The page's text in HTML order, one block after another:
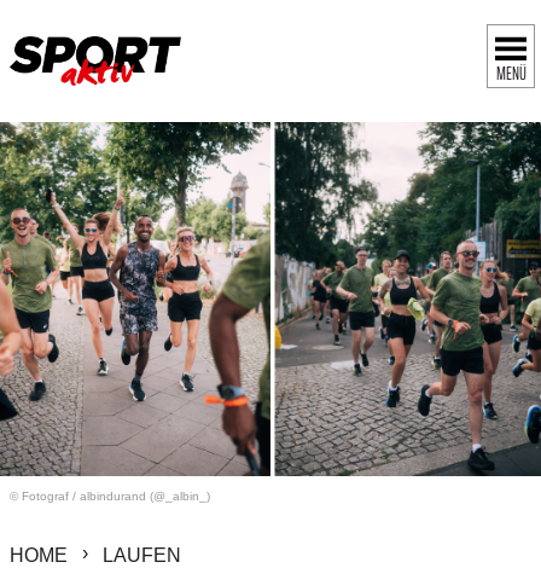
MENÜ
© Fotograf / albindurand (@_albin_)
HOME LAUFEN